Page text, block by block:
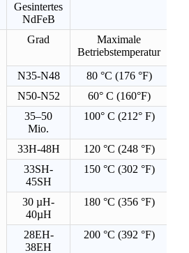
Gesintertes
NdFeB
Grad
Maximale
Betriebstemperatur
N35-N48
80 °C (176 °F)
N50-N52
60° C (160°F)
35–50
Mio.
100° C (212° F)
33H-48H
120 °C (248 °F)
33SH-
45SH
150 °C (302 °F)
30 µH-
40µH
180 °C (356 °F)
28EH-
38EH
200 °C (392 °F)